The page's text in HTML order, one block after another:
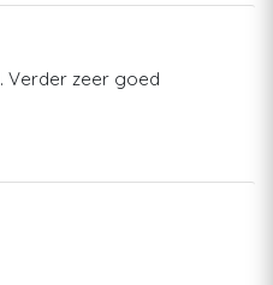
Verder zeer goed